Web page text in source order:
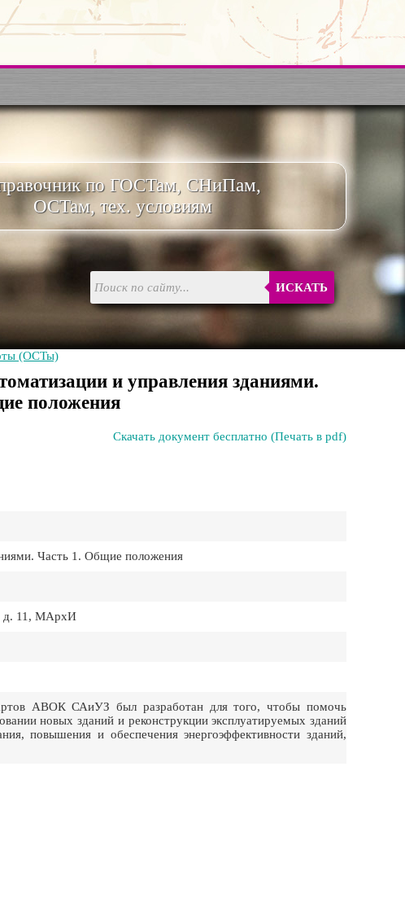
по ГОСТам, СНиПам,
ОСТам, тех. условиям
ИСКАТЬ
(ОСТы)
и управления зданиями.
положения
Скачать документ бесплатно (Печать в pdf)
Часть 1. Общие положения
д. 11, МАрхИ
АВОК САиУЗ был разработан для того, чтобы помочь
новых зданий и реконструкции эксплуатируемых зданий
повышения и обеспечения энергоэффективности зданий,